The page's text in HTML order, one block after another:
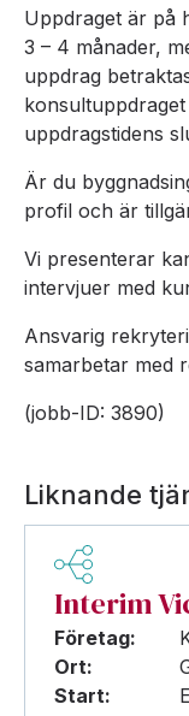
Uppdraget är på
3 – 4 månader,
uppdrag
uppdragstidens
Är du
profil och är
Vi presenterar
intervjuer med
Ansvarig
samarbetar med
(jobb-ID: 3890)
Liknande
Interim
Företag:
Ort:
Start: